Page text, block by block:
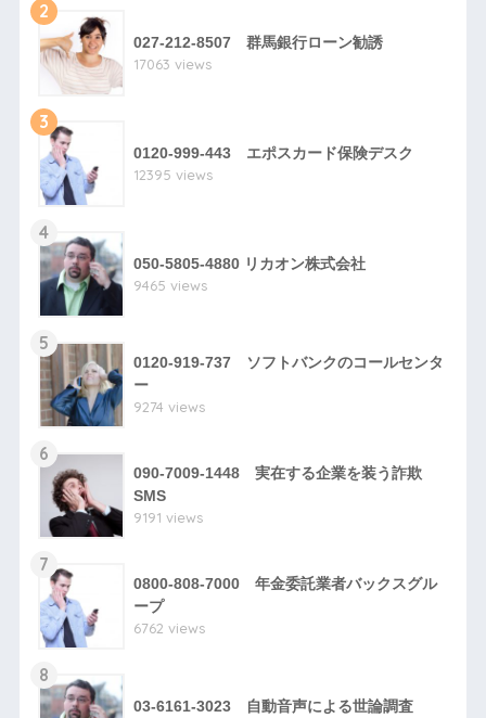
2
027-212-8507 群馬銀行ローン勧誘
17063 views
3
0120-999-443 エポスカード保険デスク
12395 views
4
050-5805-4880 リカオン株式会社
9465 views
5
0120-919-737 ソフトバンクのコールセンタ
ー
9274 views
6
090-7009-1448 実在する企業を装う詐欺
SMS
9191 views
7
0800-808-7000 年金委託業者バックスグル
ープ
6762 views
8
03-6161-3023 自動音声による世論調査